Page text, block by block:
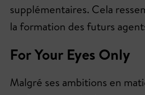
supplémentaires. Cela
la formation des futurs
For Your Eyes Only
Malgré ses ambitions en